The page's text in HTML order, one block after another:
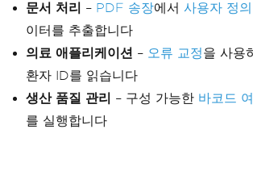
문서 처리 – PDF 송장에서 사용자 정
이터를 추출합니다
의료 애플리케이션 – 오류 교정을 사용
환자 ID를 읽습니다
생산 품질 관리 – 구성 가능한 바코드
를 실행합니다